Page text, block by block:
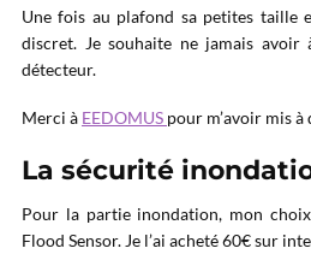
Une fois au plafond sa petites taille
discret. Je souhaite ne jamais
détecteur.
Merci à EEDOMUS pour m’avoir mis
La sécurité
Pour la partie inondation, mon
Flood Sensor. Je l’ai acheté 60€ sur